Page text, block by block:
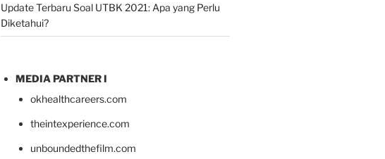
Update Terbaru Soal UTBK 2021: Apa yang Perlu
Diketahui?
MEDIA PARTNER I
okhealthcareers.com
theintexperience.com
unboundedthefilm.com